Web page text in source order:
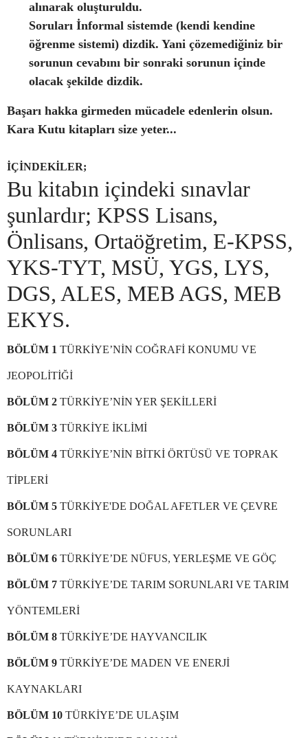
alınarak oluşturuldu.
Soruları İnformal sistemde (kendi kendine
öğrenme sistemi) dizdik. Yani çözemediğiniz bir
sorunun cevabını bir sonraki sorunun içinde
olacak şekilde dizdik.
Başarı hakka girmeden mücadele edenlerin olsun.
Kara Kutu kitapları size yeter...
İÇİNDEKİLER;
Bu kitabın içindeki sınavlar
şunlardır; KPSS Lisans,
Önlisans, Ortaöğretim, E-KPSS,
YKS-TYT, MSÜ, YGS, LYS,
DGS, ALES, MEB AGS, MEB
EKYS.
BÖLÜM 1 TÜRKİYE’NİN COĞRAFİ KONUMU VE
JEOPOLİTİĞİ
BÖLÜM 2 TÜRKİYE’NİN YER ŞEKİLLERİ
BÖLÜM 3 TÜRKİYE İKLİMİ
BÖLÜM 4 TÜRKİYE’NİN BİTKİ ÖRTÜSÜ VE TOPRAK
TİPLERİ
BÖLÜM 5 TÜRKİYE'DE DOĞAL AFETLER VE ÇEVRE
SORUNLARI
BÖLÜM 6 TÜRKİYE’DE NÜFUS, YERLEŞME VE GÖÇ
BÖLÜM 7 TÜRKİYE’DE TARIM SORUNLARI VE TARIM
YÖNTEMLERİ
BÖLÜM 8 TÜRKİYE’DE HAYVANCILIK
BÖLÜM 9 TÜRKİYE’DE MADEN VE ENERJİ
KAYNAKLARI
BÖLÜM 10 TÜRKİYE’DE ULAŞIM